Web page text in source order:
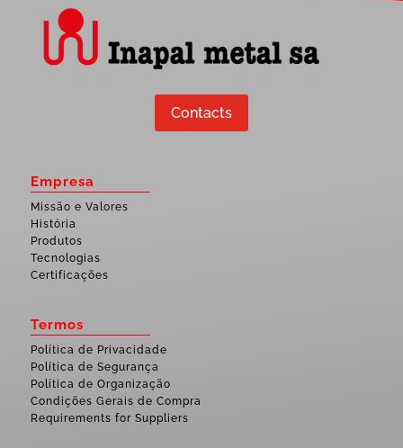
Contacts
Empresa
Missão e Valores
História
Produtos
Tecnologias
Certificações
Termos
Política de Privacidade
Política de Segurança
Política de Organização
Condições Gerais de Compra
Requirements for Suppliers